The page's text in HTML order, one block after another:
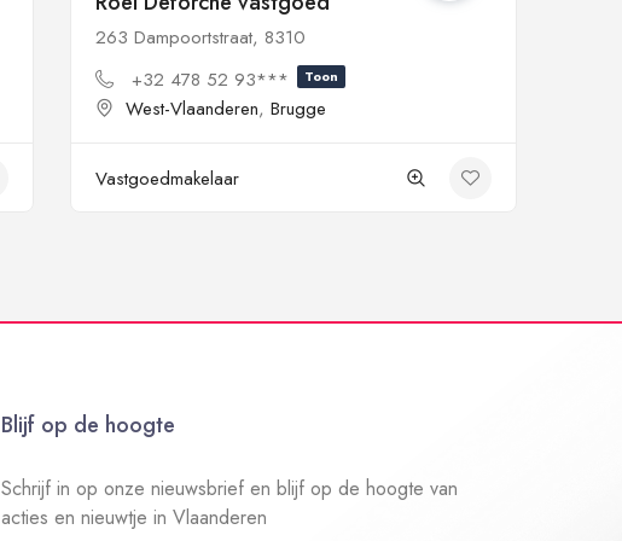
263 Dampoortstraat, 8310
+32 478 52 93***
Toon
West-Vlaanderen, Brugge
Vastgoedmakelaar
Blijf op de hoogte
Schrijf in op onze nieuwsbrief en blijf op de hoogte van
acties en nieuwtje in Vlaanderen